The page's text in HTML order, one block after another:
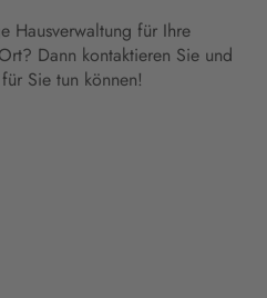
Hausverwaltung für Ihre
Dann kontaktieren Sie und
Sie tun können!